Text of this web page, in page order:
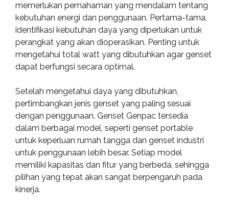
memerlukan pemahaman yang mendalam tentang
kebutuhan energi dan penggunaan. Pertama-tama,
identifikasi kebutuhan daya yang diperlukan untuk
perangkat yang akan dioperasikan. Penting untuk
mengetahui total watt yang dibutuhkan agar genset
dapat berfungsi secara optimal.
Setelah mengetahui daya yang dibutuhkan,
pertimbangkan jenis genset yang paling sesuai
dengan penggunaan. Genset Genpac tersedia
dalam berbagai model, seperti genset portable
untuk keperluan rumah tangga dan genset industri
untuk penggunaan lebih besar. Setiap model
memiliki kapasitas dan fitur yang berbeda, sehingga
pilihan yang tepat akan sangat berpengaruh pada
kinerja.